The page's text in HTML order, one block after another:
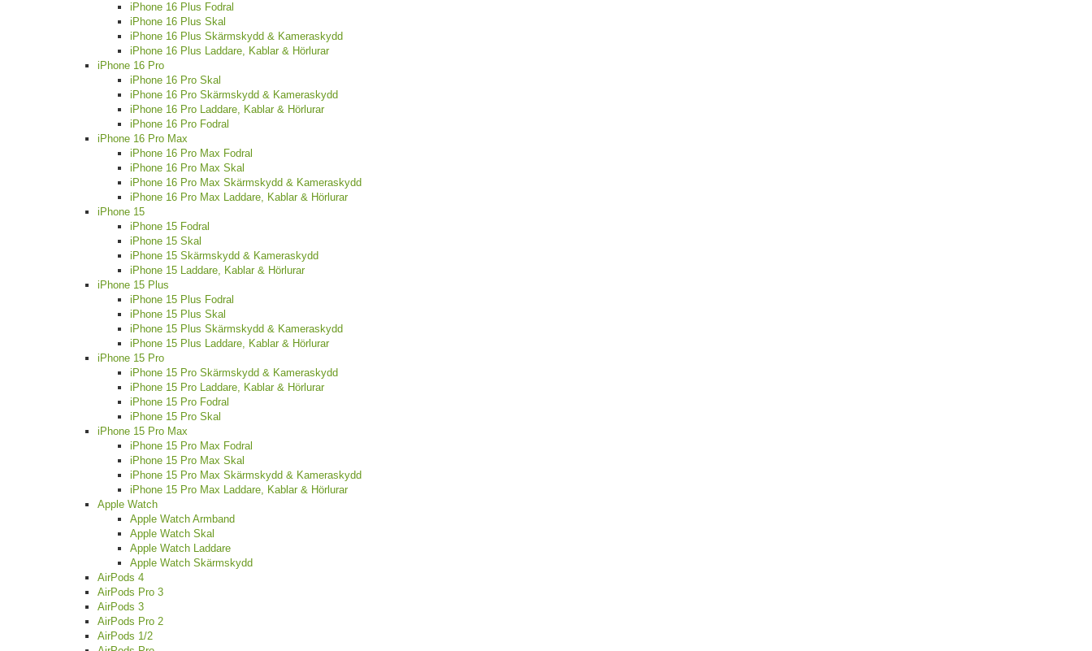
iPhone 16 Plus Fodral
iPhone 16 Plus Skal
iPhone 16 Plus Skärmskydd & Kameraskydd
iPhone 16 Plus Laddare, Kablar & Hörlurar
iPhone 16 Pro
iPhone 16 Pro Skal
iPhone 16 Pro Skärmskydd & Kameraskydd
iPhone 16 Pro Laddare, Kablar & Hörlurar
iPhone 16 Pro Fodral
iPhone 16 Pro Max
iPhone 16 Pro Max Fodral
iPhone 16 Pro Max Skal
iPhone 16 Pro Max Skärmskydd & Kameraskydd
iPhone 16 Pro Max Laddare, Kablar & Hörlurar
iPhone 15
iPhone 15 Fodral
iPhone 15 Skal
iPhone 15 Skärmskydd & Kameraskydd
iPhone 15 Laddare, Kablar & Hörlurar
iPhone 15 Plus
iPhone 15 Plus Fodral
iPhone 15 Plus Skal
iPhone 15 Plus Skärmskydd & Kameraskydd
iPhone 15 Plus Laddare, Kablar & Hörlurar
iPhone 15 Pro
iPhone 15 Pro Skärmskydd & Kameraskydd
iPhone 15 Pro Laddare, Kablar & Hörlurar
iPhone 15 Pro Fodral
iPhone 15 Pro Skal
iPhone 15 Pro Max
iPhone 15 Pro Max Fodral
iPhone 15 Pro Max Skal
iPhone 15 Pro Max Skärmskydd & Kameraskydd
iPhone 15 Pro Max Laddare, Kablar & Hörlurar
Apple Watch
Apple Watch Armband
Apple Watch Skal
Apple Watch Laddare
Apple Watch Skärmskydd
AirPods 4
AirPods Pro 3
AirPods 3
AirPods Pro 2
AirPods 1/2